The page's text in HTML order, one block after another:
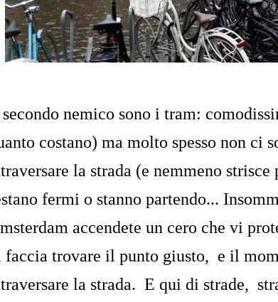
nemico sono i tram:
costano) ma molto spesso non ci
la strada (e nemmeno
fermi o stanno partendo...
accendete un cero che vi
faccia trovare il punto giusto, e il
la strada. E qui di strade,